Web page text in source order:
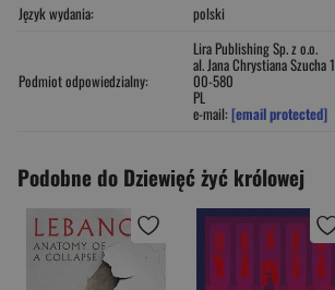
Język wydania:
polski
Podmiot odpowiedzialny:
Lira Publishing Sp. z o.o.
al. Jana Chrystiana Szucha
00-580
PL
e-mail: [email protected]
Podobne do Dziewięć żyć królowej